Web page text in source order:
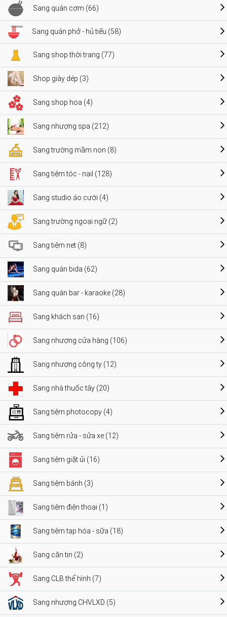
Sang quán cơm (66)
Sang quán phở - hủ tiếu (58)
Sang shop thời trang (77)
Shop giày dép (3)
Sang shop hoa (4)
Sang nhượng spa (212)
Sang trường mầm non (8)
Sang tiệm tóc - nail (128)
Sang studio áo cưới (4)
Sang trường ngoại ngữ (2)
Sang tiệm net (8)
Sang quán bida (62)
Sang quán bar - karaoke (28)
Sang khách sạn (16)
Sang nhượng cửa hàng (106)
Sang nhượng công ty (12)
Sang nhà thuốc tây (20)
Sang tiệm photocopy (4)
Sang tiệm rửa - sửa xe (12)
Sang tiệm giặt ủi (16)
Sang tiệm bánh (3)
Sang tiệm điện thoại (1)
Sang tiệm tạp hóa - sữa (18)
Sang căn tin (2)
Sang CLB thể hình (7)
Sang nhượng CHVLXD (5)